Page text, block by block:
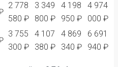
2 778
580 ₽
3 349
800 ₽
4 198
950 ₽
4 974
000 ₽
3 755
300 ₽
4 107
380 ₽
4 869
340 ₽
6 691
940 ₽